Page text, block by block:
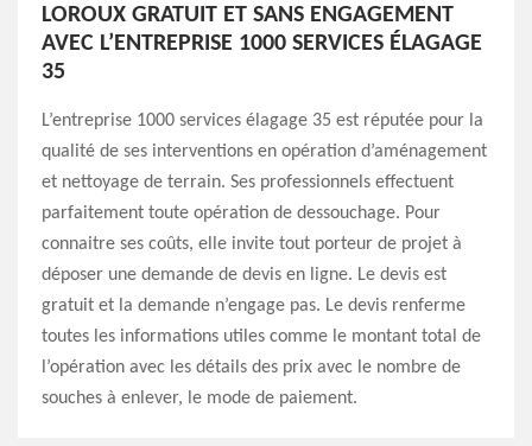
LOROUX GRATUIT ET SANS ENGAGEMENT
AVEC L’ENTREPRISE 1000 SERVICES ÉLAGAGE
35
L’entreprise 1000 services élagage 35 est réputée pour la
qualité de ses interventions en opération d’aménagement
et nettoyage de terrain. Ses professionnels effectuent
parfaitement toute opération de dessouchage. Pour
connaitre ses coûts, elle invite tout porteur de projet à
déposer une demande de devis en ligne. Le devis est
gratuit et la demande n’engage pas. Le devis renferme
toutes les informations utiles comme le montant total de
l’opération avec les détails des prix avec le nombre de
souches à enlever, le mode de paiement.